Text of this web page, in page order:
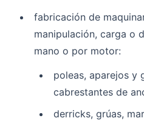
fabricación de
manipulación, carga o
mano o por motor:
poleas, aparejos y
cabrestantes de
derricks, grúas,